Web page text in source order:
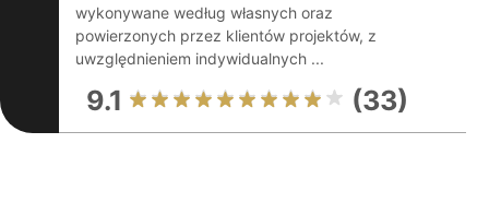
wykonywane według własnych oraz
powierzonych przez klientów projektów, z
uwzględnieniem indywidualnych ...
9.1 (33)